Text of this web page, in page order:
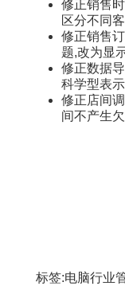
修正销售
区分不同
修正销售
题,改为显
修正数据
科学型表
修正店间
间不产生
标签:电脑行业